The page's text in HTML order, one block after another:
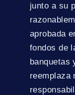
junto a su
aprobada
fondos de
banquetas
reemplaza